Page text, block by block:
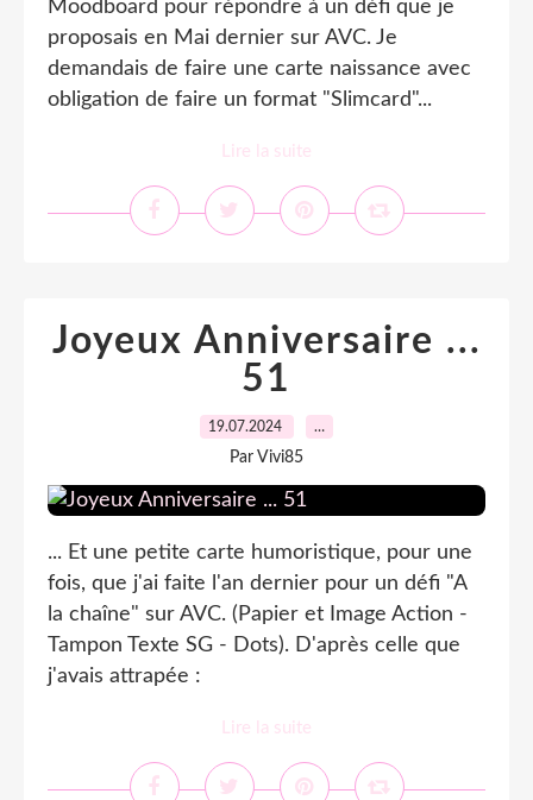
Moodboard pour répondre à un défi que je
proposais en Mai dernier sur AVC. Je
demandais de faire une carte naissance avec
obligation de faire un format "Slimcard"...
Lire la suite
Joyeux Anniversaire ...
51
19.07.2024 …
Par Vivi85
... Et une petite carte humoristique, pour une
fois, que j'ai faite l'an dernier pour un défi "A
la chaîne" sur AVC. (Papier et Image Action -
Tampon Texte SG - Dots). D'après celle que
j'avais attrapée :
Lire la suite